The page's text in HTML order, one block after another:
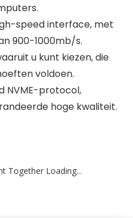
speed interface, met
900-1000mb/s.
u kunt kiezen, die
voldoen.
NVME-protocol,
hoge kwaliteit.
Together Loading...